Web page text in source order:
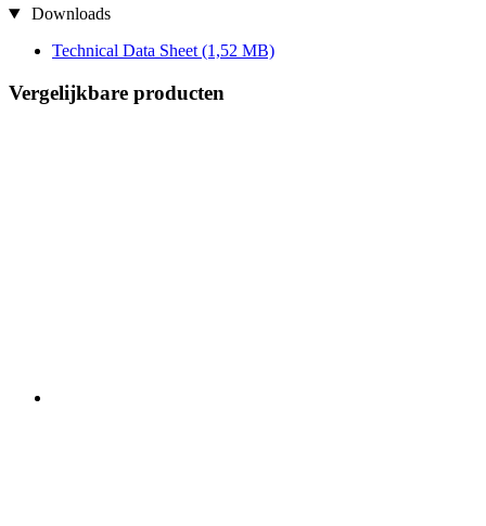
Downloads
Technical Data Sheet (1,52 MB)
Vergelijkbare producten